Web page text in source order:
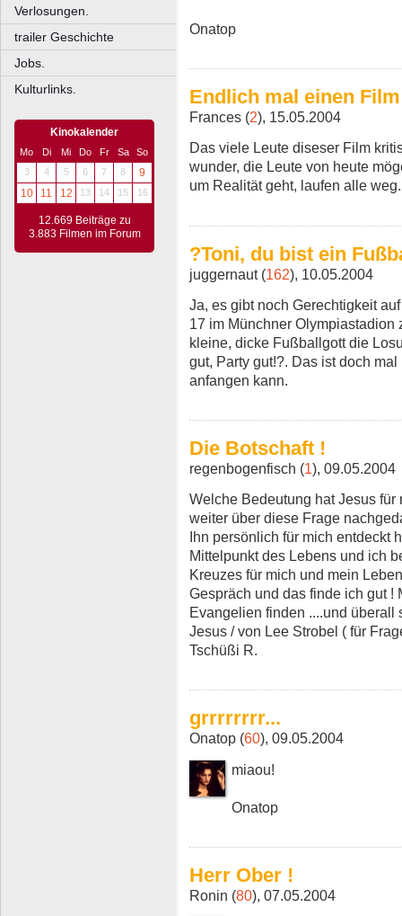
Verlosungen.
trailer Geschichte
Jobs.
Kulturlinks.
Kinokalender
Mo Di Mi Do Fr Sa
So
3
4 5 6 7 8
9
10
11 12 13 14 15 16
12.669 Beiträge zu
3.883 Filmen im Forum
Onatop
Endlich mal einen
Frances (2), 15.05.2004
Das viele Leute diseser Film
wunder, die Leute von heute
um Realität geht, laufen alle
?Toni, du bist ein
juggernaut (162), 10.05.2004
Ja, es gibt noch Gerechtigkeit
17 im Münchner
kleine, dicke Fußballgott die
gut, Party gut!?. Das ist doch
anfangen kann.
Die Botschaft !
regenbogenfisch (1), 09.05.2004
Welche Bedeutung hat Jesus
weiter über diese Frage
Ihn persönlich für mich entdeckt
Mittelpunkt des Lebens und ich
Kreuzes für mich und mein
Gespräch und das finde ich gut !
Evangelien finden ....und überall
Jesus / von Lee Strobel ( für
Tschüßi R.
grrrrrrrr...
Onatop (60), 09.05.2004
miaou!
Onatop
Herr Ober !
Ronin (80), 07.05.2004